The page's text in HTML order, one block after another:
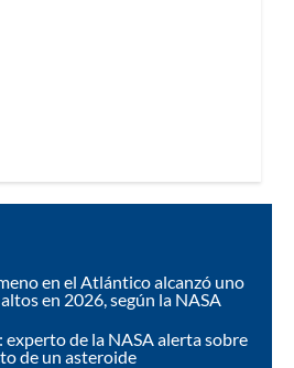
en el Atlántico alcanzó uno
en 2026, según la NASA
de la NASA alerta sobre
de un asteroide